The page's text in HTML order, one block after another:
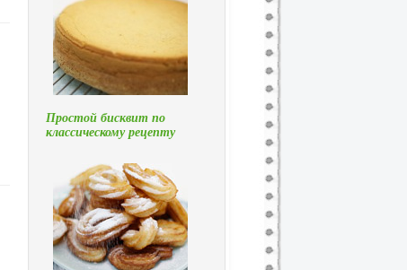
Простой бисквит по
классическому рецепту